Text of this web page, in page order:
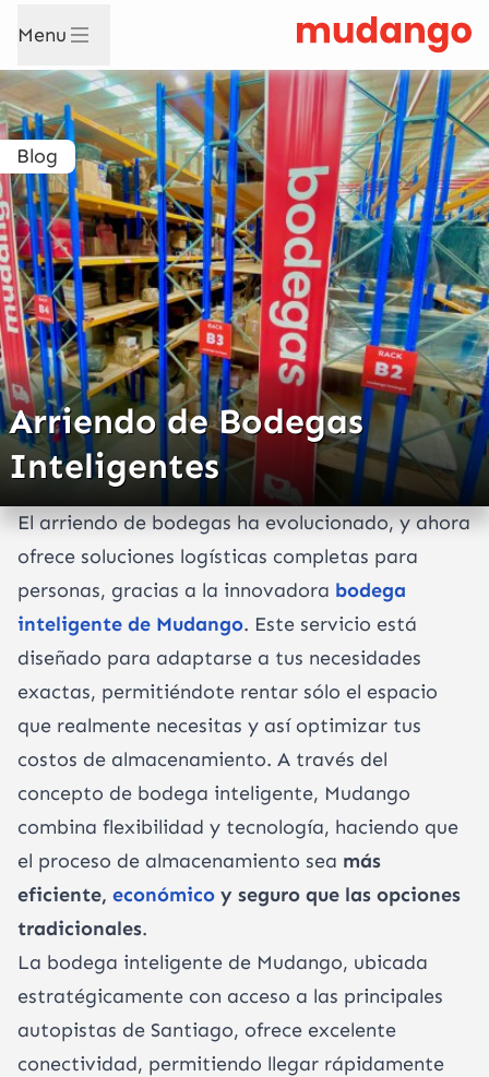
Menu
Arriendo de Bodegas
Inteligentes
Blog
El arriendo de bodegas ha evolucionado, y ahora
ofrece soluciones logísticas completas para
personas, gracias a la innovadora bodega
inteligente de Mudango. Este servicio está
diseñado para adaptarse a tus necesidades
exactas, permitiéndote rentar sólo el espacio
que realmente necesitas y así optimizar tus
costos de almacenamiento. A través del
concepto de bodega inteligente, Mudango
combina flexibilidad y tecnología, haciendo que
el proceso de almacenamiento sea más
eficiente, económico y seguro que las opciones
tradicionales.
La bodega inteligente de Mudango, ubicada
estratégicamente con acceso a las principales
autopistas de Santiago, ofrece excelente
conectividad, permitiendo llegar rápidamente